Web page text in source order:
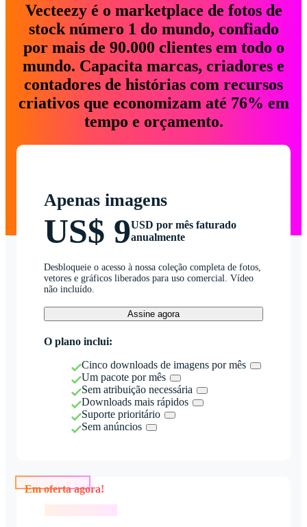
Vecteezy é o marketplace de fotos de
stock número 1 do mundo, confiado
por mais de 90.000 clientes em todo o
mundo. Capacita marcas, criadores e
contadores de histórias com recursos
criativos que economizam até 76% em
tempo e orçamento.
Apenas imagens
US$ 9USD por mês faturado
anualmente
Desbloqueie o acesso à nossa coleção completa de fotos,
vetores e gráficos liberados para uso comercial. Vídeo
não incluído.
Assine agora
O plano inclui:
Cinco downloads de imagens por mês
Um pacote por mês
Sem atribuição necessária
Downloads mais rápidos
Suporte prioritário
Sem anúncios